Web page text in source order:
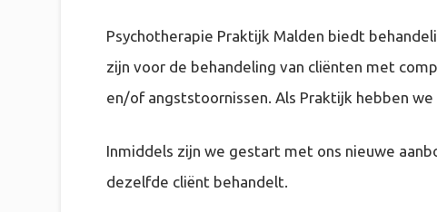
Psychotherapie Praktijk Malden biedt
zijn voor de behandeling van cliënten met
en/of angststoornissen. Als Praktijk hebben
Inmiddels zijn we gestart met ons nieuwe
dezelfde cliënt behandelt.